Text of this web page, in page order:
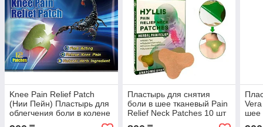
Knee Pain Relief Patch
(Нии Пейн) Пластырь для
облегчения боли в колене
Пластырь для снятия
боли в шее тканевый Pain
Relief Neck Patches 10 шт
шее